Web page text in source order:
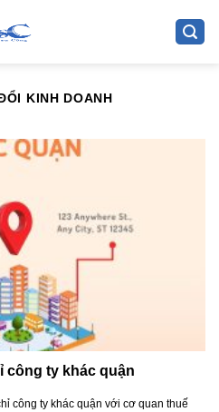
KINH DOANH
công ty khác quận
công ty khác quận với cơ quan thuế